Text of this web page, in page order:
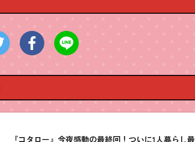
『コタロー』今夜感動の最終回！ついに1人暮らし最